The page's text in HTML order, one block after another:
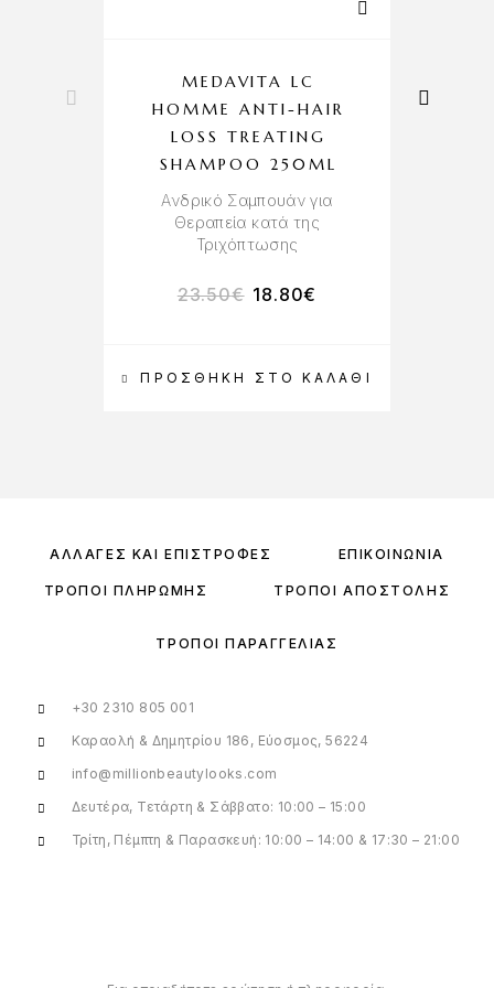
ΠΡΟΣΘΉΚΗ ΣΤΟ ΚΑΛΆΘΙ
MEDAVITA LC
HOMME ANTI-HAIR
LOSS TREATING
SHAMPOO 250ML
Ανδρικό Σαμπουάν για
Θεραπεία κατά της
Τριχόπτωσης
23.50€ 18.80€
ΑΛΛΑΓΈΣ ΚΑΙ ΕΠΙΣΤΡΟΦΈΣ ΕΠΙΚΟΙΝΩΝΊΑ
ΤΡΌΠΟΙ ΠΛΗΡΩΜΉΣ ΤΡΌΠΟΙ ΑΠΟΣΤΟΛΉΣ
ΤΡΌΠΟΙ ΠΑΡΑΓΓΕΛΊΑΣ
+30 2310 805 001
Καραολή & Δημητρίου 186, Εύοσμος, 56224
info@millionbeautylooks.com
Δευτέρα, Τετάρτη & Σάββατο: 10:00 – 15:00
Τρίτη, Πέμπτη & Παρασκευή: 10:00 – 14:00 & 17:30 – 21:00